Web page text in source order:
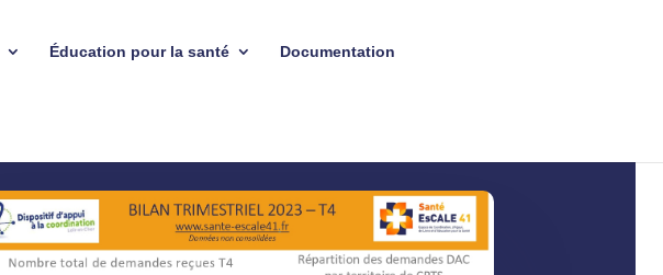
Éducation pour la santé Documentation